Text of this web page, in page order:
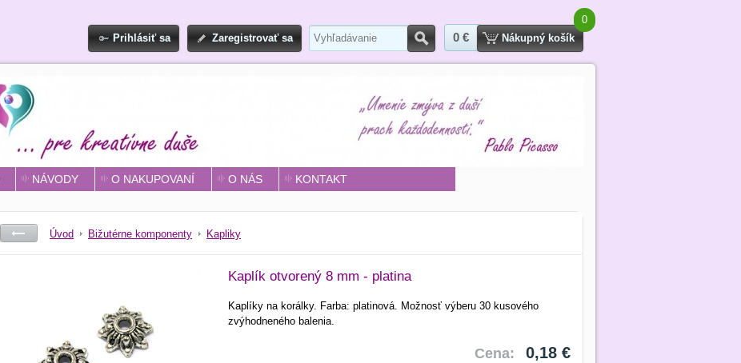
Prihlásiť sa Zaregistrovať sa Hľadať
0 €
0
Nákupný košík
NÁVODY O NAKUPOVANÍ O NÁS KONTAKT
Úvod Bižutérne komponenty Kapliky
Kaplík otvorený 8 mm - platina
Kaplíky na korálky. Farba: platinová. Možnosť výberu 30 kusového
zvýhodneného balenia.
Cena: 0,18 €